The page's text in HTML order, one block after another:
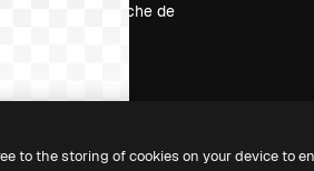
À la recherche de
to the storing of cookies on your device to